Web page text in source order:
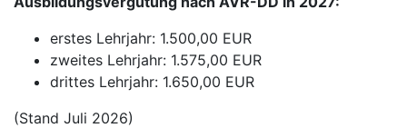
erstes Lehrjahr: 1.500,00 EUR
zweites Lehrjahr: 1.575,00 EUR
drittes Lehrjahr: 1.650,00 EUR
(Stand Juli 2026)